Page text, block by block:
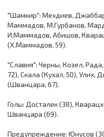
"Шамкир": Мехдиев,
Маммадов, М.Гурбанов,
И.Маммадов, Абишов,
(Х.Маммадов, 59).
"Славия": Черны, Козел,
72), Скала (Кухал, 50), Улих,
(Шванцара, 67).
Голы: Досталек (38),
Шванцара (69).
Предупреждение: Юнусов